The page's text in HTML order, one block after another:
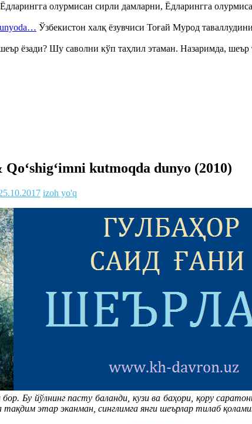
Ёдларингга олурмисан сирли дамларни, Ёдларингга
Ўзбекистон халқ ёзувчиси Тоғай Мурод
ёзади? Шу саволни кўп таҳлил этаман. Назаримда,
kutmoqda dunyo (2010)
izoh yo'q
Бу йўлнинг пасту баланди, кузи ва баҳори, қору
тақдим этар эканман, синглимга янги шеърлар тилаб